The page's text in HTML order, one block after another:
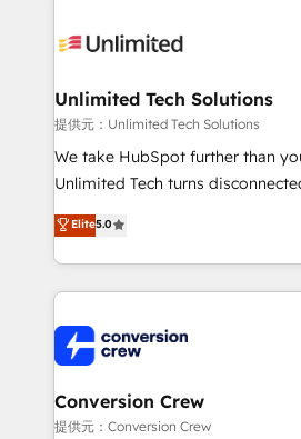
operational know-how. We know
solutions. Instead, we dive in to
needs, goals, and challenges to
fit like a glove. We’re committed to being both
highly effective and fun to work
relationships. Your success is our
all in this together! From startup to enterprise, we’ll
what matters most: growing your
wowing your customers. Let’s make HubSpot work
Unlimited Tech Solutions
提供元：Unlimited Tech Solutions
We take HubSpot further than
Unlimited Tech turns
processes into a seamless, high-
engine. We combine RevOps
technical execution to help
cleaner data, smarter
Implementation & Migration ·
Integrations · Custom Development · CPQ & FSM ·
Reporting & Analytics · GTM
Marketing Enablement If you’re ready to elevate
Elite5.0
Conversion Crew
提供元：Conversion Crew